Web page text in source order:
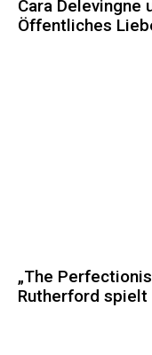
Cara Delevingne
Öffentliches
„The
Rutherford